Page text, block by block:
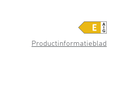
Productinformatieblad